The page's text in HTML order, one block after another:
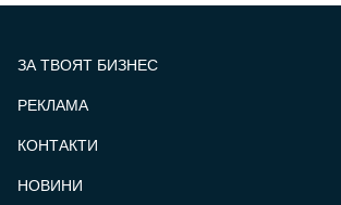
ЗА ТВОЯТ БИЗНЕС
РЕКЛАМА
КОНТАКТИ
НОВИНИ